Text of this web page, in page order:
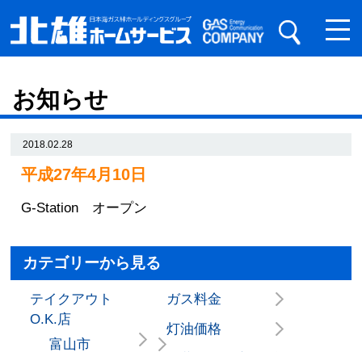
お知らせ
2018.02.28
平成27年4月10日
G-Station オープン
カテゴリーから見る
テイクアウト
O.K.店
富山市
ガス料金
灯油価格